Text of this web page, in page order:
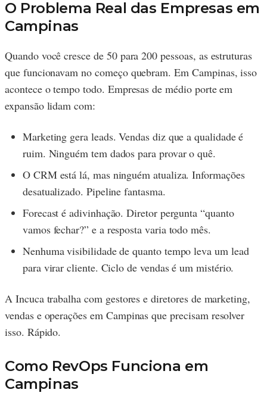
O Problema Real das Empresas em
Campinas
Quando você cresce de 50 para 200 pessoas, as estruturas
que funcionavam no começo quebram. Em Campinas, isso
acontece o tempo todo. Empresas de médio porte em
expansão lidam com:
Marketing gera leads. Vendas diz que a qualidade é
ruim. Ninguém tem dados para provar o quê.
O CRM está lá, mas ninguém atualiza. Informações
desatualizado. Pipeline fantasma.
Forecast é adivinhação. Diretor pergunta “quanto
vamos fechar?” e a resposta varia todo mês.
Nenhuma visibilidade de quanto tempo leva um lead
para virar cliente. Ciclo de vendas é um mistério.
A Incuca trabalha com gestores e diretores de marketing,
vendas e operações em Campinas que precisam resolver
isso. Rápido.
Como RevOps Funciona em
Campinas